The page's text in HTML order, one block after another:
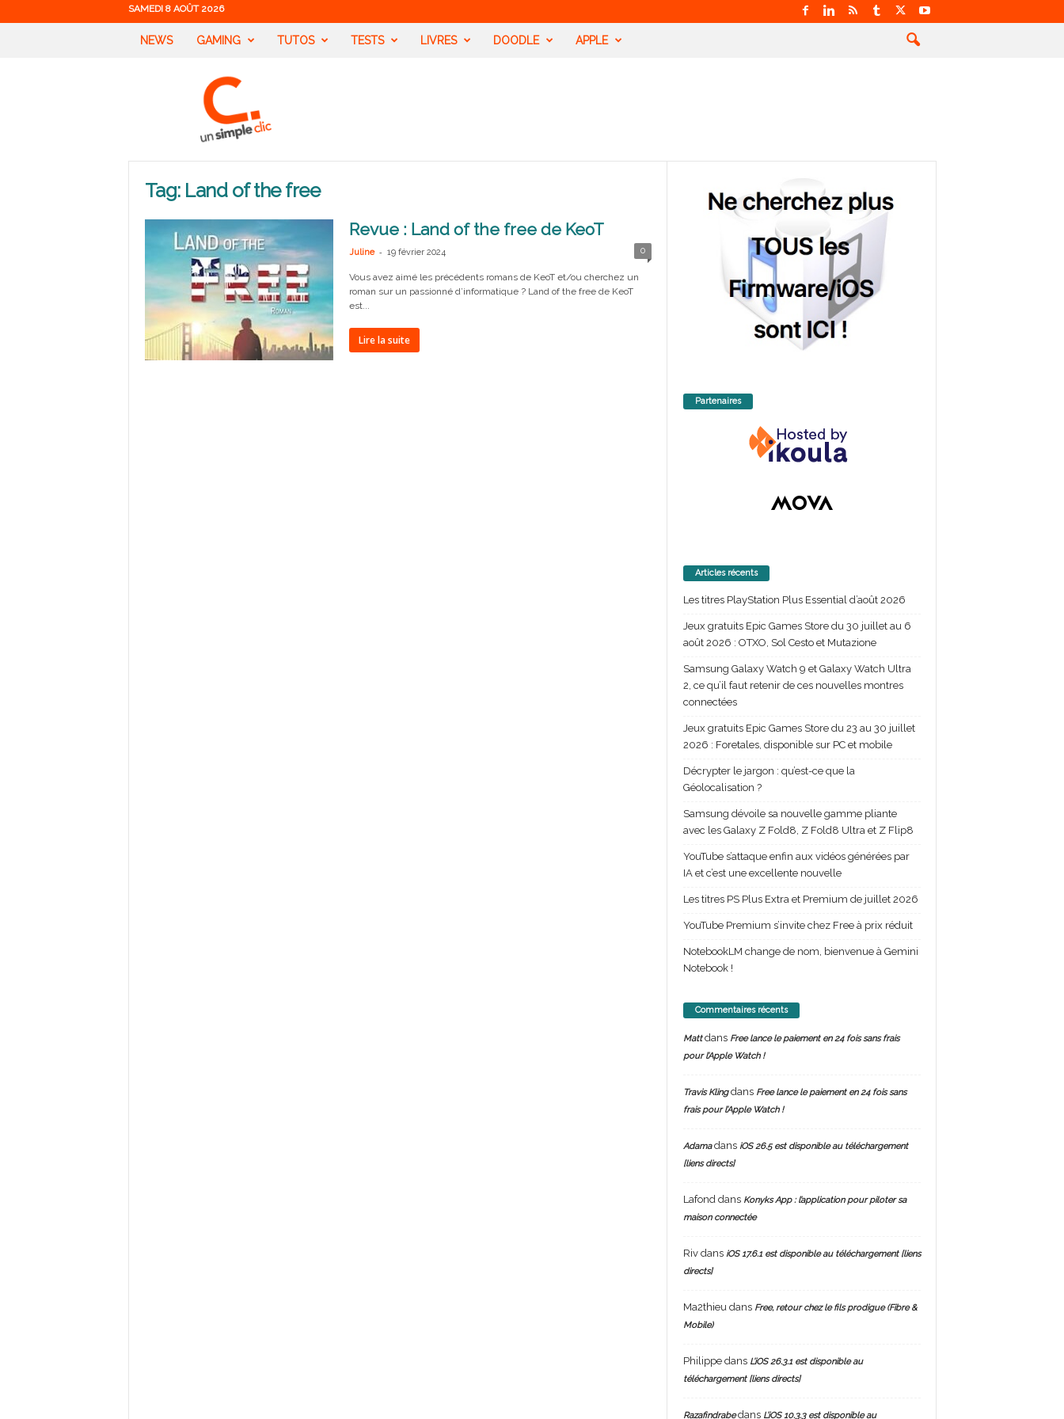
SAMEDI 8 AOÛT 2026
NEWS GAMING TUTOS TESTS LIVRES DOODLE APPLE
Tag: Land of the free
Revue : Land of the free de KeoT
Juline - 19 février 2024 0
Vous avez aimé les précédents romans de KeoT et/ou cherchez un
roman sur un passionné d’informatique ? Land of the free de KeoT
est...
Lire la suite
Partenaires
Articles récents
Les titres PlayStation Plus Essential d’août 2026
Jeux gratuits Epic Games Store du 30 juillet au 6
août 2026 : OTXO, Sol Cesto et Mutazione
Samsung Galaxy Watch 9 et Galaxy Watch Ultra
2, ce qu’il faut retenir de ces nouvelles montres
connectées
Jeux gratuits Epic Games Store du 23 au 30 juillet
2026 : Foretales, disponible sur PC et mobile
Décrypter le jargon : qu’est-ce que la
Géolocalisation ?
Samsung dévoile sa nouvelle gamme pliante
avec les Galaxy Z Fold8, Z Fold8 Ultra et Z Flip8
YouTube s’attaque enfin aux vidéos générées par
IA et c’est une excellente nouvelle
Les titres PS Plus Extra et Premium de juillet 2026
YouTube Premium s’invite chez Free à prix réduit
NotebookLM change de nom, bienvenue à Gemini
Notebook !
Commentaires récents
Mattdans Free lance le paiement en 24 fois sans frais
pour l’Apple Watch !
Travis Klingdans Free lance le paiement en 24 fois sans
frais pour l’Apple Watch !
Adamadans iOS 26.5 est disponible au téléchargement
[liens directs]
Lafond dans Konyks App : l’application pour piloter sa
maison connectée
Rivdans iOS 17.6.1 est disponible au téléchargement [liens
directs]
Ma2thieu dans Free, retour chez le fils prodigue (Fibre &
Mobile)
Philippedans L’iOS 26.3.1 est disponible au
téléchargement [liens directs]
Razafindrabedans L’iOS 10.3.3 est disponible au